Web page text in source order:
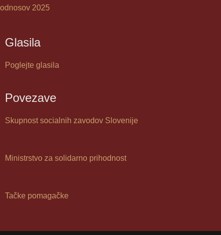
odnosov 2025
Glasila
Poglejte glasila
Povezave
Skupnost socialnih zavodov Slovenije
Ministrstvo za solidarno prihodnost
Tačke pomagačke